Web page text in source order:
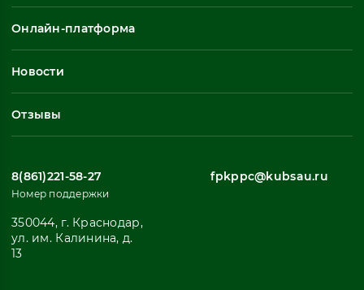
Профессиональное обучение
Все
Онлайн-платформа
Новости
Отзывы
8(861)221-58-27
Номер поддержки
fpkppc@kubsau.ru
350044, г. Краснодар,
ул. им. Калинина, д.
13